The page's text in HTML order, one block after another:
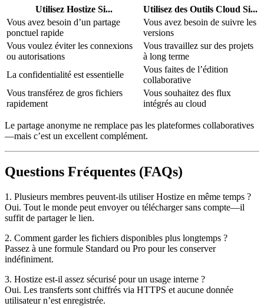
Utilisez Hostize Si...
Utilisez des Outils Cloud Si...
Vous avez besoin d’un partage
ponctuel rapide
Vous avez besoin de suivre les
versions
Vous voulez éviter les connexions
ou autorisations
Vous travaillez sur des projets
à long terme
La confidentialité est essentielle
Vous faites de l’édition
collaborative
Vous transférez de gros fichiers
rapidement
Vous souhaitez des flux
intégrés au cloud
Le partage anonyme ne remplace pas les plateformes collaboratives
—mais c’est un excellent complément.
Questions Fréquentes (FAQs)
1. Plusieurs membres peuvent-ils utiliser Hostize en même temps ?
Oui. Tout le monde peut envoyer ou télécharger sans compte—il
suffit de partager le lien.
2. Comment garder les fichiers disponibles plus longtemps ?
Passez à une formule Standard ou Pro pour les conserver
indéfiniment.
3. Hostize est-il assez sécurisé pour un usage interne ?
Oui. Les transferts sont chiffrés via HTTPS et aucune donnée
utilisateur n’est enregistrée.